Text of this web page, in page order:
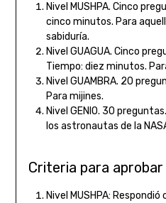
Nivel MUSHPA. Cinco
cinco minutos. Para
sabiduría.
Nivel GUAGUA. Cinco
Tiempo: diez minutos.
Nivel GUAMBRA. 20
Para mijines.
Nivel GENIO. 30
los astronautas de la
Criteria para aprobar
Nivel MUSHPA: